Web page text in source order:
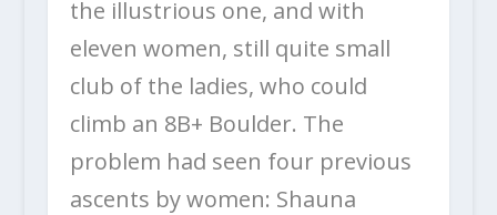
the illustrious one, and with
eleven women, still quite small
club of the ladies, who could
climb an 8B+ Boulder. The
problem had seen four previous
ascents by women: Shauna